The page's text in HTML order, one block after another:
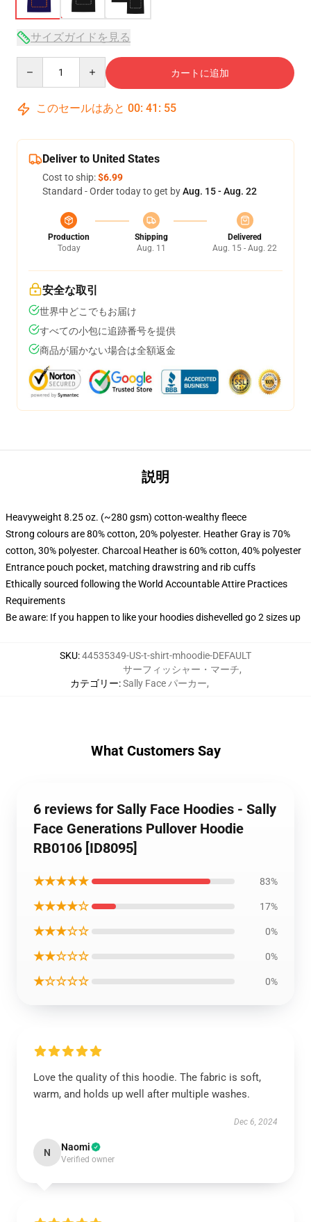
サイズガイドを見る
カートに追加
このセールはあと 00: 41 : 54
Deliver to United States
Cost to ship:$6.99
Standard - Order today to get byAug. 15 - Aug. 22
Production
Today
Shipping
Aug. 11
Delivered
Aug. 15 - Aug. 22
安全な取引
世界中どこでもお届け
すべての小包に追跡番号を提供
商品が届かない場合は全額返金
説明
Heavyweight 8.25 oz. (~280 gsm) cotton-wealthy fleece
Strong colours are 80% cotton, 20% polyester. Heather Gray is 70%
cotton, 30% polyester. Charcoal Heather is 60% cotton, 40% polyester
Entrance pouch pocket, matching drawstring and rib cuffs
Ethically sourced following the World Accountable Attire Practices
Requirements
Be aware: If you happen to like your hoodies dishevelled go 2 sizes up
SKU:44535349-US-t-shirt-mhoodie-DEFAULT
カテゴリー:
サーフィッシャー・マーチ,
Sally Face パーカー,
What Customers Say
6 reviews for Sally Face Hoodies - Sally
Face Generations Pullover Hoodie
RB0106 [ID8095]
★★★★★ 83%
★★★★☆ 17%
★★★☆☆ 0%
★★☆☆☆ 0%
★☆☆☆☆ 0%
Love the quality of this hoodie. The fabric is soft,
warm, and holds up well after multiple washes.
Dec 6, 2024
N Naomi
Verified owner